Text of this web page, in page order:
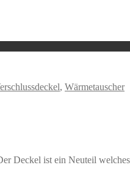
, Wärmetauscher
Deckel ist ein Neuteil